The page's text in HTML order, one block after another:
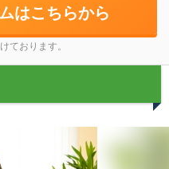
はこちらから
ております。